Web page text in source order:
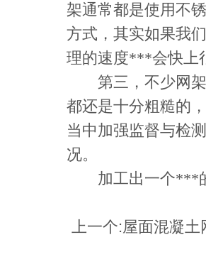
架通常都是使用不
方式，其实如果我
理的速度***会快上
第三，不少网架
都还是十分粗糙的
当中加强监督与检
况。
加工出一个***的
上一个:屋面混凝